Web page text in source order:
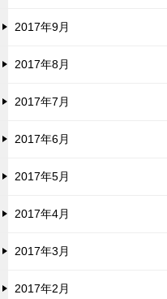
2017年9月
2017年8月
2017年7月
2017年6月
2017年5月
2017年4月
2017年3月
2017年2月